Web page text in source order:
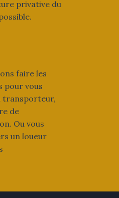
privative du
faire les
pour vous
transporteur,
de
Ou vous
un loueur